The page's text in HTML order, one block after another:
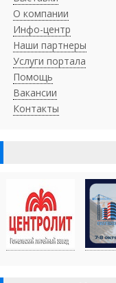
О компании
Инфо-центр
Наши партнеры
Услуги портала
Помощь
Вакансии
Контакты